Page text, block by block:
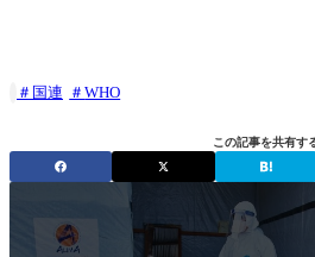
国連 WHO
この記事を共有す